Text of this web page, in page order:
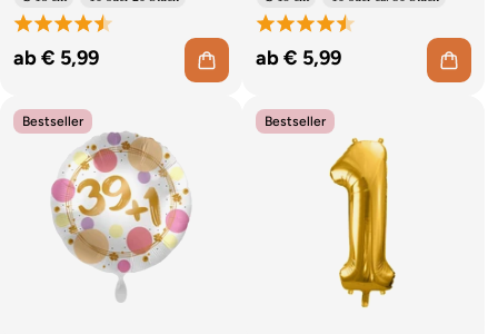
ab € 5,99 ab € 5,99
Bestseller Bestseller